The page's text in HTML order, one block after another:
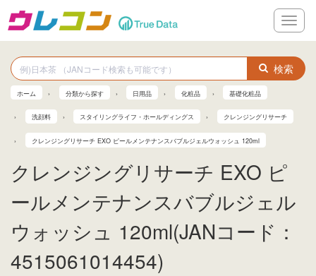
メ
ニ
ー
検索
ホーム 分類から探す 日用品 化粧品 基礎化粧品
洗顔料 スタイリングライフ・ホールディングス クレンジングリサーチ
クレンジングリサーチ EXO ピールメンテナンスバブルジェルウォッシュ 120ml
クレンジングリサーチ EXO ピ
ールメンテナンスバブルジェル
ウォッシュ 120ml(JANコード：
4515061014454)